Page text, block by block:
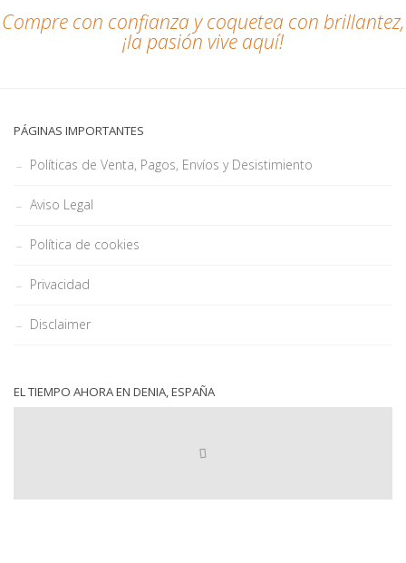
Compre con confianza y coquetea con brillantez,
¡la pasión vive aquí!
PÁGINAS IMPORTANTES
Políticas de Venta, Pagos, Envíos y Desistimiento
Aviso Legal
Política de cookies
Privacidad
Disclaimer
EL TIEMPO AHORA EN DENIA, ESPAÑA